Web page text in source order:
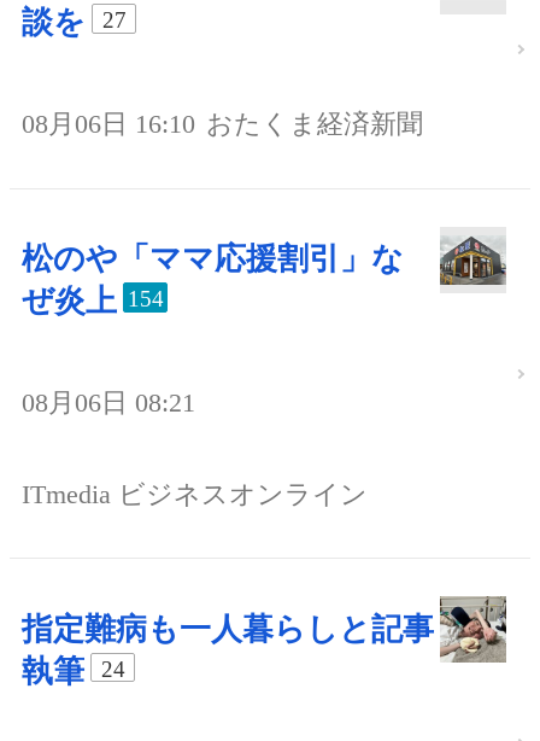
談を
27
08月06日 16:10 おたくま経済新聞
松のや「ママ応援割引」な
ぜ炎上 154
08月06日 08:21
ITmedia ビジネスオンライン
指定難病も一人暮らしと記事
執筆
24